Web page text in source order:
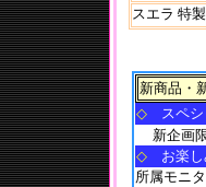
スエラ 特
新商品
◇
スペ
新企画
◇お楽し
所属モニ